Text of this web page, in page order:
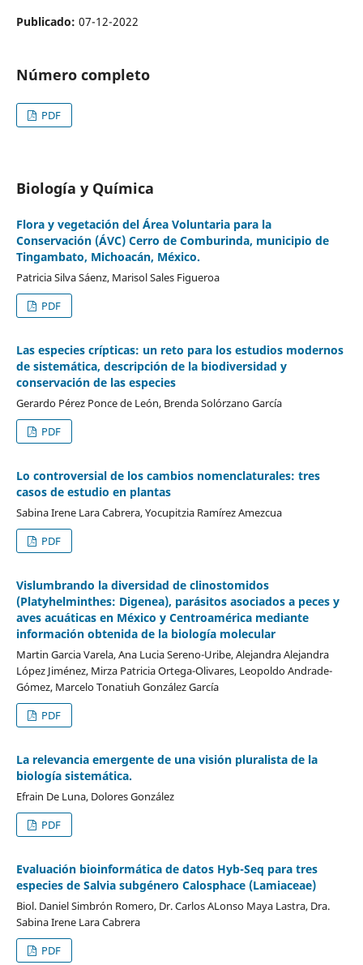
Publicado: 07-12-2022
Número completo
PDF
Biología y Química
Flora y vegetación del Área Voluntaria para la
Conservación (ÁVC) Cerro de Comburinda, municipio de
Tingambato, Michoacán, México.
Patricia Silva Sáenz, Marisol Sales Figueroa
PDF
Las especies crípticas: un reto para los estudios modernos
de sistemática, descripción de la biodiversidad y
conservación de las especies
Gerardo Pérez Ponce de León, Brenda Solórzano García
PDF
Lo controversial de los cambios nomenclaturales: tres
casos de estudio en plantas
Sabina Irene Lara Cabrera, Yocupitzia Ramírez Amezcua
PDF
Vislumbrando la diversidad de clinostomidos
(Platyhelminthes: Digenea), parásitos asociados a peces y
aves acuáticas en México y Centroamérica mediante
información obtenida de la biología molecular
Martin Garcia Varela, Ana Lucia Sereno-Uribe, Alejandra Alejandra
López Jiménez, Mirza Patricia Ortega-Olivares, Leopoldo Andrade-
Gómez, Marcelo Tonatiuh González García
PDF
La relevancia emergente de una visión pluralista de la
biología sistemática.
Efrain De Luna, Dolores González
PDF
Evaluación bioinformática de datos Hyb-Seq para tres
especies de Salvia subgénero Calosphace (Lamiaceae)
Biol. Daniel Simbrón Romero, Dr. Carlos ALonso Maya Lastra, Dra.
Sabina Irene Lara Cabrera
PDF